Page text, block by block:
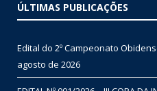
ÚLTIMAS PUBLICAÇÕES
Edital do 2º Campeonato
agosto de 2026